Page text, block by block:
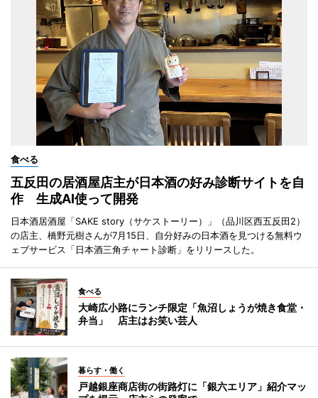
食べる
五反田の居酒屋店主が日本酒の好み診断サイトを自
作 生成AI使って開発
日本酒居酒屋「SAKE story（サケストーリー）」（品川区西五反田2）
の店主、橋野元樹さんが7月15日、自分好みの日本酒を見つける無料ウ
ェブサービス「日本酒三角チャート診断」をリリースした。
食べる
大崎広小路にランチ限定「魚沼しょうが焼き食堂・
弁当」 店主はお笑い芸人
暮らす・働く
戸越銀座商店街の街路灯に「銀六エリア」紹介マッ